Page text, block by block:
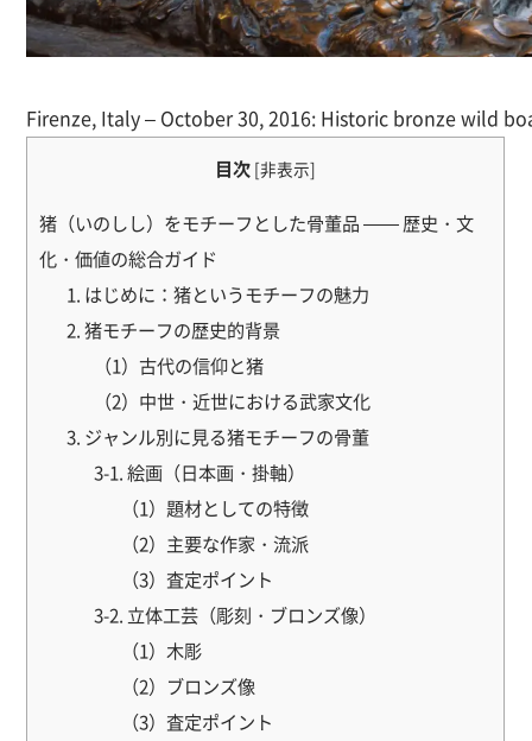
Firenze, Italy – October 30, 2016: Historic bronze wild
目次 [非表示]
猪（いのしし）をモチーフとした骨董品 —— 歴史・文
化・価値の総合ガイド
1. はじめに：猪というモチーフの魅力
2. 猪モチーフの歴史的背景
（1）古代の信仰と猪
（2）中世・近世における武家文化
3. ジャンル別に見る猪モチーフの骨董
3-1. 絵画（日本画・掛軸）
（1）題材としての特徴
（2）主要な作家・流派
（3）査定ポイント
3-2. 立体工芸（彫刻・ブロンズ像）
（1）木彫
（2）ブロンズ像
（3）査定ポイント